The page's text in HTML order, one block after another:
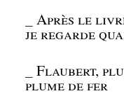
Après le
je regarde
_Flaubert,
plume de fer